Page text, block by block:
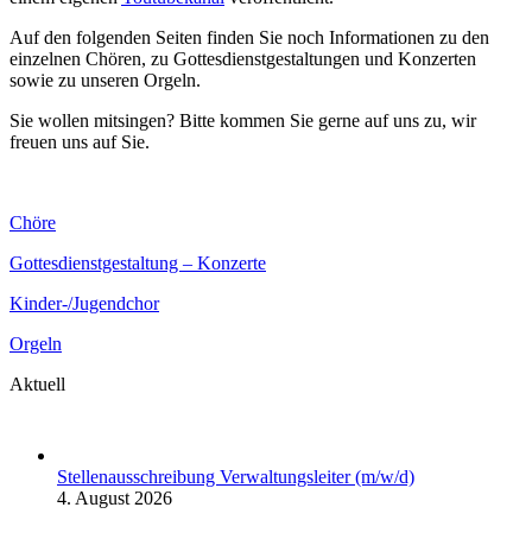
Auf den folgenden Seiten finden Sie noch Informationen zu den
einzelnen Chören, zu Gottesdienstgestaltungen und Konzerten
sowie zu unseren Orgeln.
Sie wollen mitsingen? Bitte kommen Sie gerne auf uns zu, wir
freuen uns auf Sie.
Chöre
Gottesdienstgestaltung – Konzerte
Kinder-/Jugendchor
Orgeln
Aktuell
Stellenausschreibung Verwaltungsleiter (m/w/d)
4. August 2026